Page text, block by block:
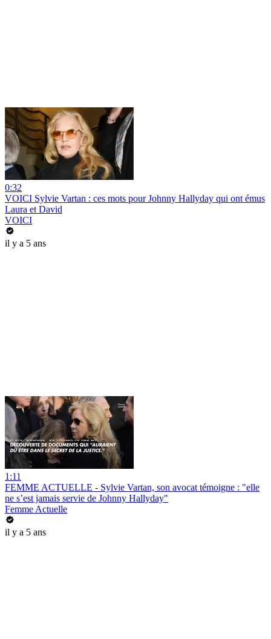
0:32
VOICI Sylvie Vartan : ces mots pour Johnny Hallyday qui ont émus
Laura et David
VOICI
il y a 5 ans
1:11
FEMME ACTUELLE - Sylvie Vartan, son avocat témoigne : "elle
ne s’est jamais servie de Johnny Hallyday"
Femme Actuelle
il y a 5 ans